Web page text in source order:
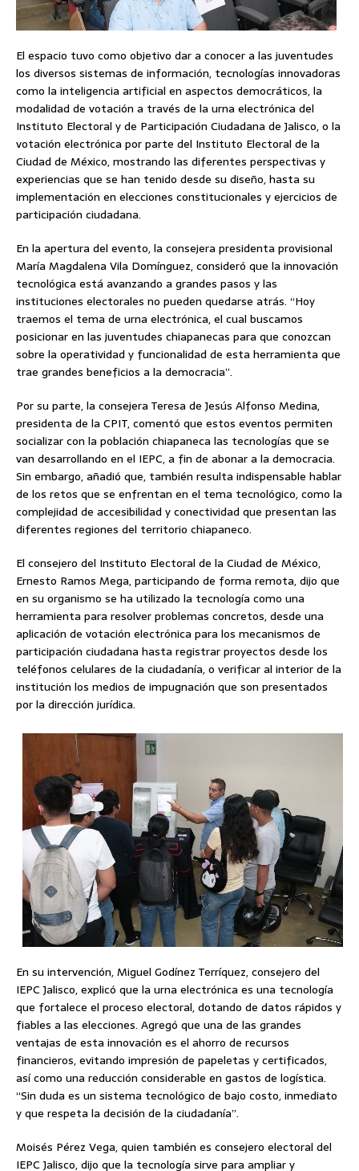
El espacio tuvo como objetivo dar a conocer a las juventudes
los diversos sistemas de información, tecnologías innovadoras
como la inteligencia artificial en aspectos democráticos, la
modalidad de votación a través de la urna electrónica del
Instituto Electoral y de Participación Ciudadana de Jalisco, o la
votación electrónica por parte del Instituto Electoral de la
Ciudad de México, mostrando las diferentes perspectivas y
experiencias que se han tenido desde su diseño, hasta su
implementación en elecciones constitucionales y ejercicios de
participación ciudadana.
En la apertura del evento, la consejera presidenta provisional
María Magdalena Vila Domínguez, consideró que la innovación
tecnológica está avanzando a grandes pasos y las
instituciones electorales no pueden quedarse atrás. “Hoy
traemos el tema de urna electrónica, el cual buscamos
posicionar en las juventudes chiapanecas para que conozcan
sobre la operatividad y funcionalidad de esta herramienta que
trae grandes beneficios a la democracia”.
Por su parte, la consejera Teresa de Jesús Alfonso Medina,
presidenta de la CPIT, comentó que estos eventos permiten
socializar con la población chiapaneca las tecnologías que se
van desarrollando en el IEPC, a fin de abonar a la democracia.
Sin embargo, añadió que, también resulta indispensable hablar
de los retos que se enfrentan en el tema tecnológico, como la
complejidad de accesibilidad y conectividad que presentan las
diferentes regiones del territorio chiapaneco.
El consejero del Instituto Electoral de la Ciudad de México,
Ernesto Ramos Mega, participando de forma remota, dijo que
en su organismo se ha utilizado la tecnología como una
herramienta para resolver problemas concretos, desde una
aplicación de votación electrónica para los mecanismos de
participación ciudadana hasta registrar proyectos desde los
teléfonos celulares de la ciudadanía, o verificar al interior de la
institución los medios de impugnación que son presentados
por la dirección jurídica.
En su intervención, Miguel Godínez Terríquez, consejero del
IEPC Jalisco, explicó que la urna electrónica es una tecnología
que fortalece el proceso electoral, dotando de datos rápidos y
fiables a las elecciones. Agregó que una de las grandes
ventajas de esta innovación es el ahorro de recursos
financieros, evitando impresión de papeletas y certificados,
así como una reducción considerable en gastos de logística.
“Sin duda es un sistema tecnológico de bajo costo, inmediato
y que respeta la decisión de la ciudadanía”.
Moisés Pérez Vega, quien también es consejero electoral del
IEPC Jalisco, dijo que la tecnología sirve para ampliar y